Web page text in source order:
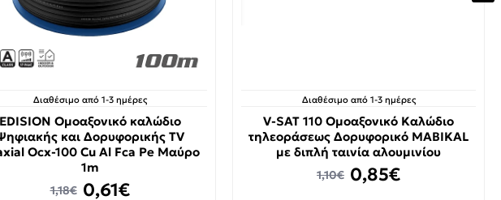
Διαθέσιμο από 1-3 ημέρες
EDISION Ομοαξονικό καλώδιο
και Δορυφορικής TV
Ocx-100 Cu Al Fca Pe Μαύρο
1m
0,61€
1,18€
Διαθέσιμο από 1-3 ημέρες
V-SAT 110 Ομοαξονικό Καλώδιο
τηλεοράσεως Δορυφορικό MABIKAL
με διπλή ταινία αλουμινίου
0,85€
1,10€